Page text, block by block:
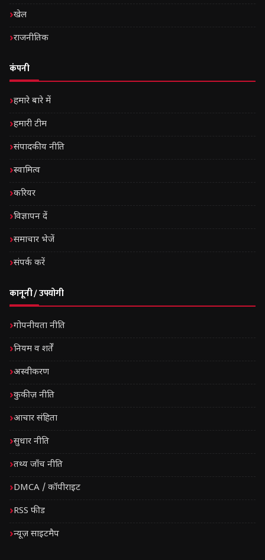
खेल
राजनीतिक
कंपनी
हमारे बारे में
हमारी टीम
संपादकीय नीति
स्वामित्व
करियर
विज्ञापन दें
समाचार भेजें
संपर्क करें
कानूनी / उपयोगी
गोपनीयता नीति
नियम व शर्तें
अस्वीकरण
कुकीज़ नीति
आचार संहिता
सुधार नीति
तथ्य जाँच नीति
DMCA / कॉपीराइट
RSS फीड
न्यूज़ साइटमैप